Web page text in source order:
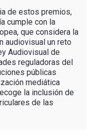
de estos premios,
cumple con la
que considera la
audiovisual un reto
Audiovisual de
reguladoras del
públicas
mediática
la inclusión de
de las